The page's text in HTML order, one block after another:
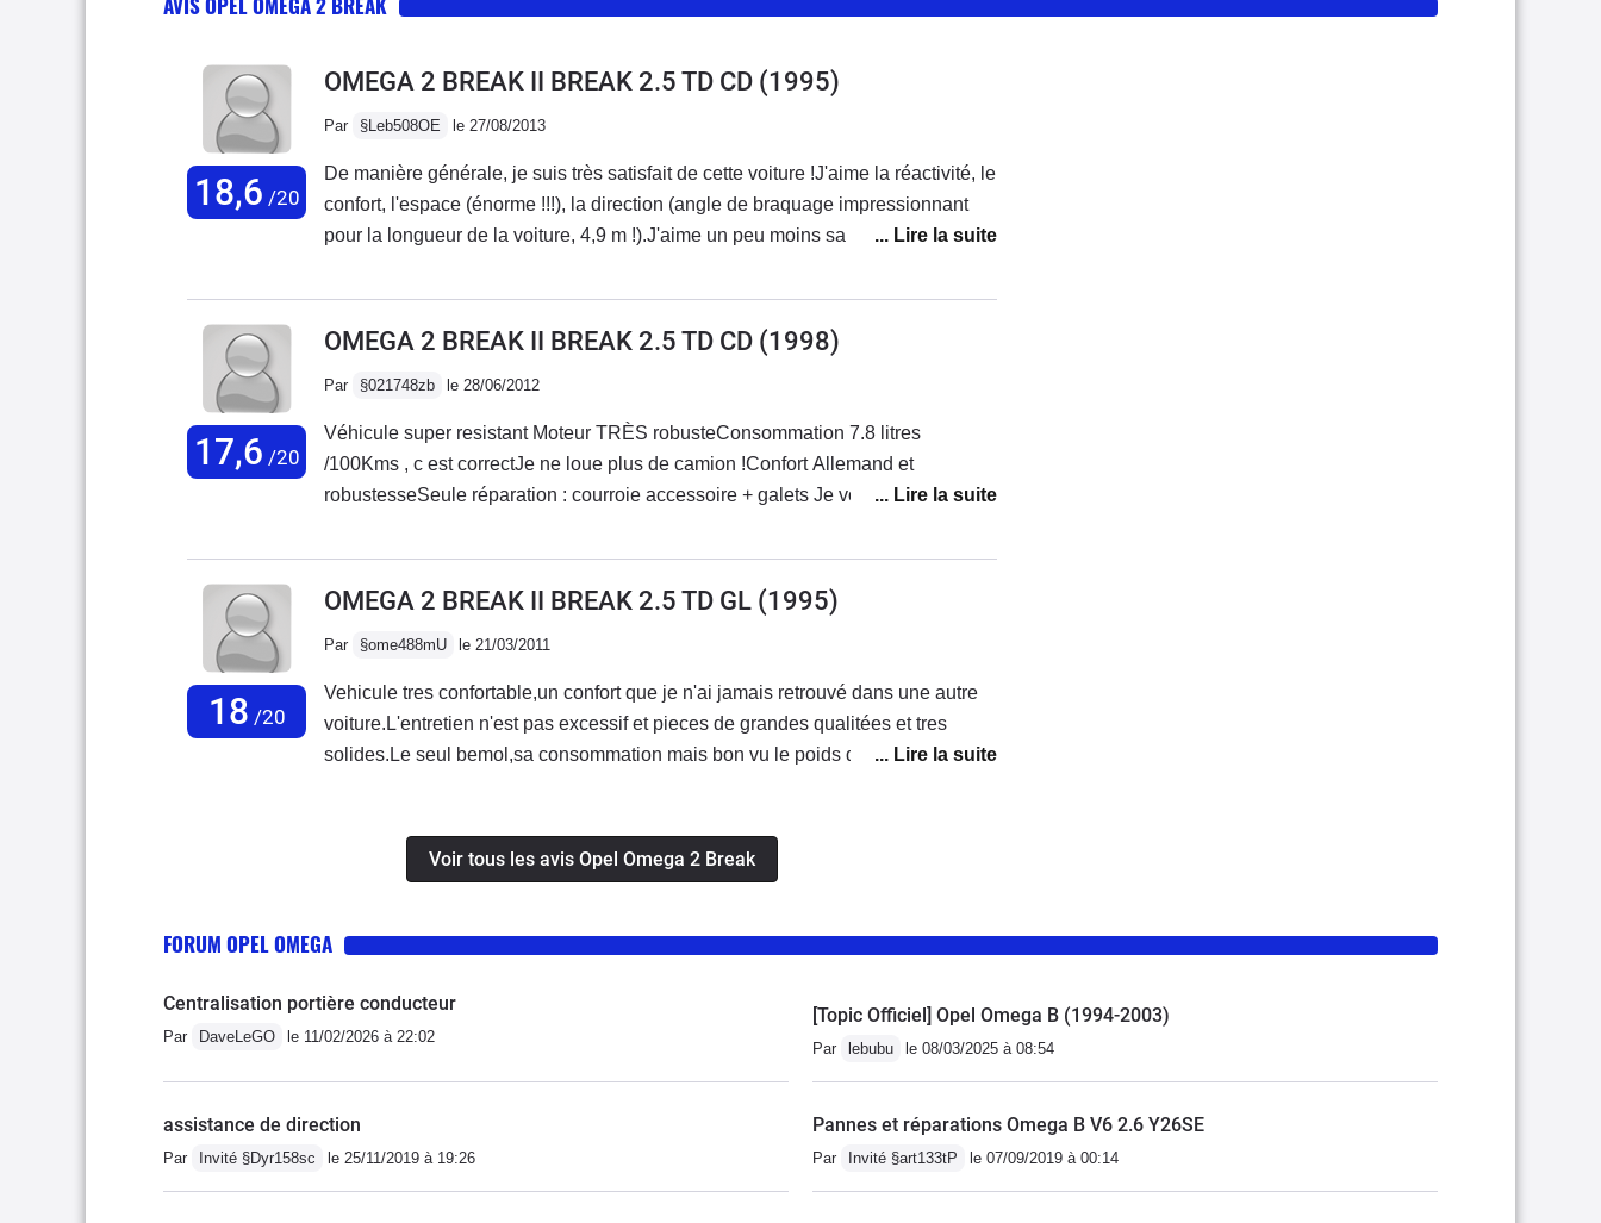
18,6 /20
OMEGA 2 BREAK II BREAK 2.5 TD CD (1995)
Par §Leb508OE le 27/08/2013
De manière générale, je suis très satisfait de cette voiture !J'aime la réactivité, le
confort, l'espace (énorme !!!), la direction (angle de braquage impressionnant
pour la longueur de la voiture, 4,9 m !).J'aime un peu moins sa consommation
distances), ainsi que le fait de ne pas pouvoir, en France, trouver de pièces de
carrosserie (habitacle principalement...).La seule panne que j'ai eu c'est la
batterie qui a lâché. Ensuite j'y ai remplacé une biellette de barre stabilisatrice,
moi-même, très facilement.C'est une voiture sur laquelle on peut encore
intervenir soi-même sur certains points (certaines parties du moteur BMW étant
un peu moins faciles d'accès...).Bref je recommande, sachant que ces moteurs
sont increvables (la mienne a 336 000 km, j'en ai vu une autre (si si, malgré leur
17,6 /20
OMEGA 2 BREAK II BREAK 2.5 TD CD (1998)
Par §021748zb le 28/06/2012
Véhicule super resistant Moteur TRÈS robusteConsommation 7.8 litres
/100Kms , c est correctJe ne loue plus de camion !Confort Allemand et
robustesseSeule réparation : courroie accessoire + galets Je vous la
on en met beaucoup dans le coffre
18 /20
OMEGA 2 BREAK II BREAK 2.5 TD GL (1995)
Par §ome488mU le 21/03/2011
Vehicule tres confortable,un confort que je n'ai jamais retrouvé dans une autre
voiture.L'entretien n'est pas excessif et pieces de grandes qualitées et tres
solides.Le seul bemol,sa consommation mais bon vu le poids qu'elle fait,on lui
Voir tous les avis Opel Omega 2 Break
FORUM OPEL OMEGA
Centralisation portière conducteur
Par DaveLeGO le 11/02/2026 à 22:02
[Topic Officiel] Opel Omega B (1994-2003)
Par lebubu le 08/03/2025 à 08:54
assistance de direction
Par Invité §Dyr158sc le 25/11/2019 à 19:26
Pannes et réparations Omega B V6 2.6 Y26SE
Par Invité §art133tP le 07/09/2019 à 00:14